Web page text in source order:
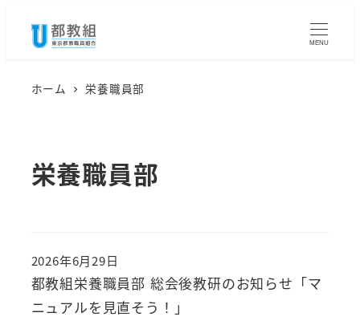
MENU
ホーム 栄養職員部
栄養職員部
都教組栄養職員部 総会後教研のお知らせ「マ
ニュアルを見直そう！」
投稿日
2026年6月29日